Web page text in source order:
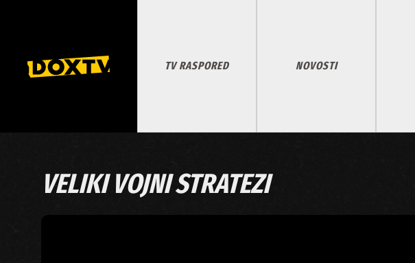
TV RASPORED NOVOSTI
VELIKI VOJNI STRATEZI